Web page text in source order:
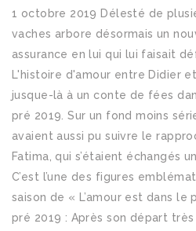
1 octobre 2019 Délesté de
vaches arbore désormais un
assurance en lui qui lui faisait
L'histoire d'amour entre Didier
jusque-là à un conte de fées
pré 2019. Sur un fond moins
avaient aussi pu suivre le
Fatima, qui s’étaient échangés
C’est l’une des figures
saison de « L’amour est dans le
pré 2019 : Après son départ